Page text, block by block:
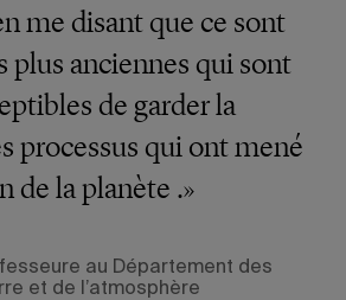
me disant que ce sont
plus anciennes qui sont
de garder la
processus qui ont mené
de la planète .»
au Département des
et de l’atmosphère